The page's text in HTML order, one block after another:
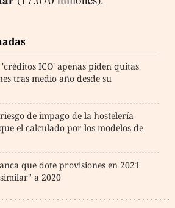
ICO' apenas piden quitas
tras medio año desde su
de impago de la hostelería
el calculado por los modelos de
que dote provisiones en 2021
a 2020